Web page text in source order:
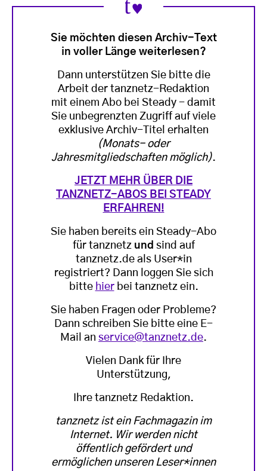
Sie möchten diesen Archiv-Text
in voller Länge weiterlesen?
Dann unterstützen Sie bitte die
Arbeit der tanznetz-Redaktion
mit einem Abo bei Steady - damit
Sie unbegrenzten Zugriff auf viele
exklusive Archiv-Titel erhalten
(Monats- oder
Jahresmitgliedschaften möglich).
JETZT MEHR ÜBER DIE
TANZNETZ-ABOS BEI STEADY
ERFAHREN!
Sie haben bereits ein Steady-Abo
für tanznetz und sind auf
tanznetz.de als User*in
registriert? Dann loggen Sie sich
bitte hierbei tanznetz ein.
Sie haben Fragen oder Probleme?
Dann schreiben Sie bitte eine E-
Mail an service@tanznetz.de.
Vielen Dank für Ihre
Unterstützung,
Ihre tanznetz Redaktion.
tanznetz ist ein Fachmagazin im
Internet. Wir werden nicht
öffentlich gefördert und
ermöglichen unseren Leser*innen